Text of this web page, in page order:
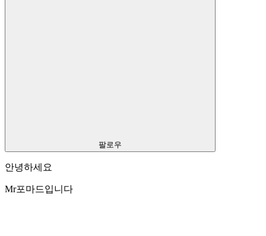
팔로우
안녕하세요
Mr포마드입니다